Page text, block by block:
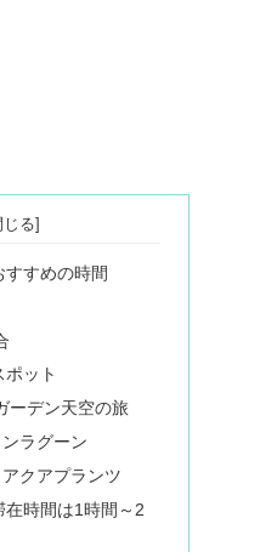
すめの時間
ット
デン天空の旅
ラグーン
クアプランツ
時間は1時間～2